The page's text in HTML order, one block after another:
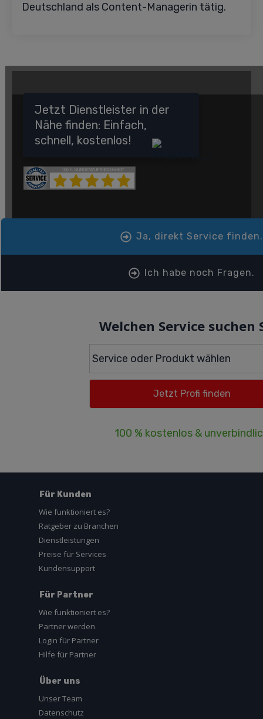
Deutschland als Content-Managerin tätig.
Jetzt Dienstleister in der
Nähe finden: Einfach,
schnell, kostenlos!
Ja, direkt Service finden.
Ich habe noch Fragen.
Welchen Service suchen
100 % kostenlos &
Für Kunden
Wie funktioniert es?
Ratgeber zu Branchen
Dienstleistungen
Preise für Services
Kundensupport
Für Partner
Wie funktioniert es?
Partner werden
Login für Partner
Hilfe für Partner
Über uns
Unser Team
Datenschutz